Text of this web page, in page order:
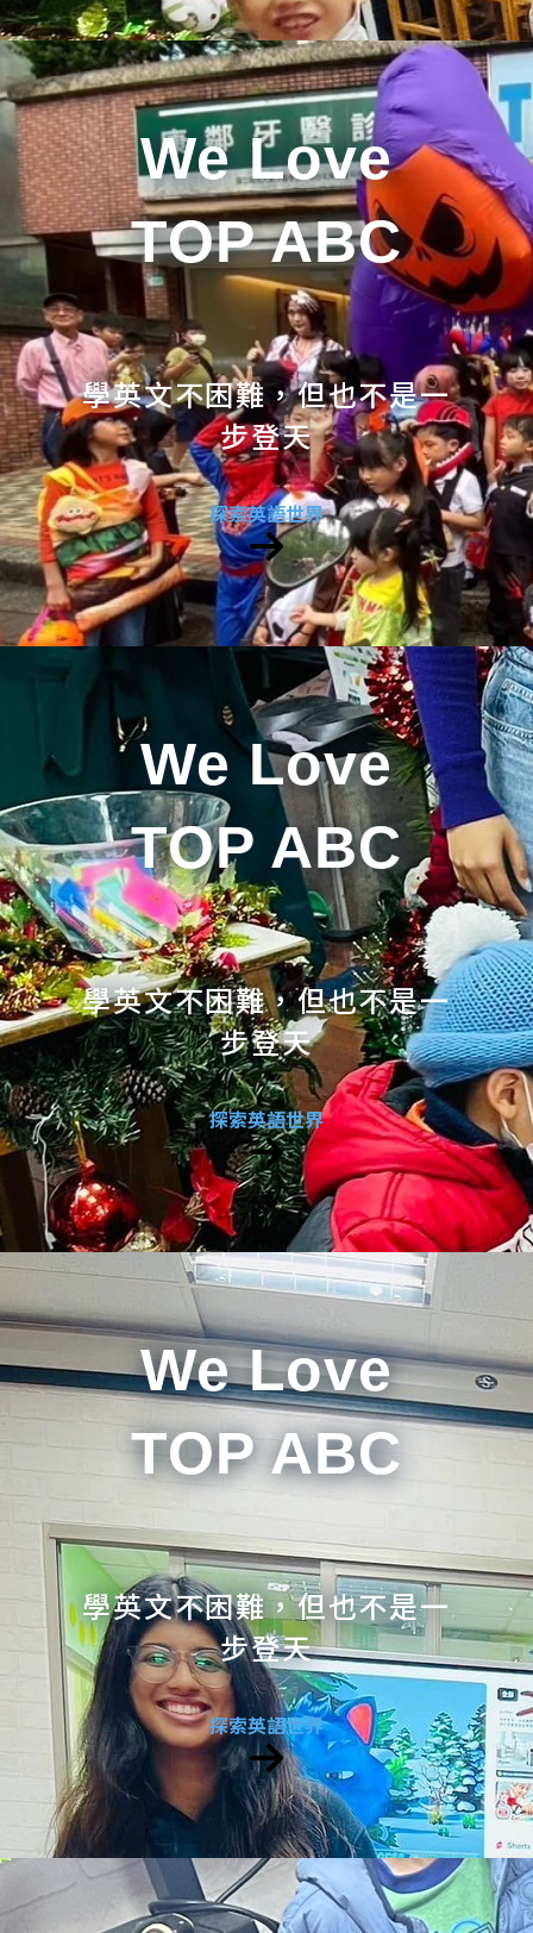
We Love
TOP ABC
學英文不困難，但也不是一
步登天
探索英語世界
We Love
TOP ABC
學英文不困難，但也不是一
步登天
探索英語世界
We Love
TOP ABC
學英文不困難，但也不是一
步登天
探索英語世界